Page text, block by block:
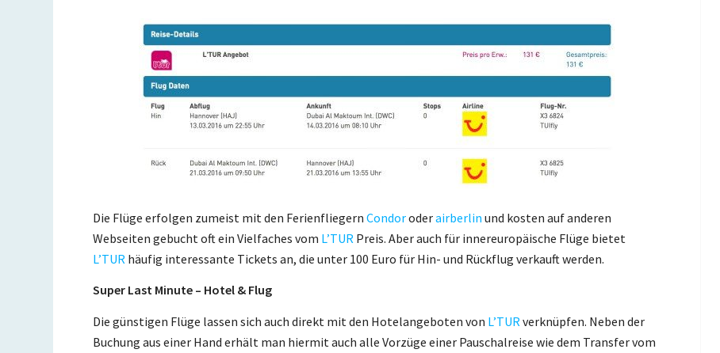
Die Flüge erfolgen zumeist mit den FerienfliegernCondoroderairberlin und kosten auf anderen
Webseiten gebucht oft ein Vielfaches vom L’TUR Preis. Aber auch für innereuropäische Flüge bietet
L’TUR häufig interessante Tickets an, die unter 100 Euro für Hin- und Rückflug verkauft werden.
Super Last Minute – Hotel & Flug
Die günstigen Flüge lassen sich auch direkt mit den Hotelangeboten von L’TUR verknüpfen. Neben der
Buchung aus einer Hand erhält man hiermit auch alle Vorzüge einer Pauschalreise wie dem Transfer vom